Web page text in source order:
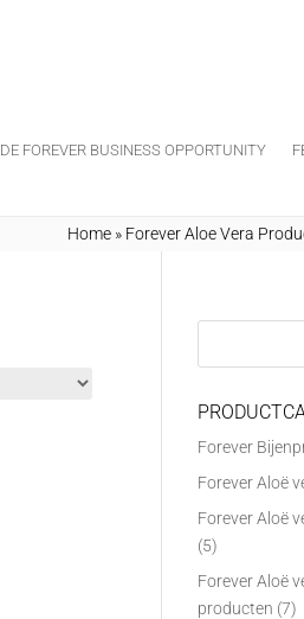
DE FOREVER BUSINESS OPPORTUNITY
Home» Forever Aloe Vera
Forever
Forever Aloë
Forever Aloë
(5)
Forever Aloë
producten (7)